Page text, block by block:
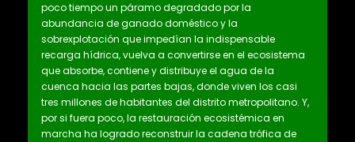
poco tiempo un páramo degradado por la
abundancia de ganado doméstico y la
sobrexplotación que impedían la indispensable
recarga hídrica, vuelva a convertirse en el ecosistema
que absorbe, contiene y distribuye el agua de la
cuenca hacia las partes bajas, donde viven los casi
tres millones de habitantes del distrito metropolitano. Y,
por si fuera poco, la restauración ecosistémica en
marcha ha logrado reconstruir la cadena trófica de